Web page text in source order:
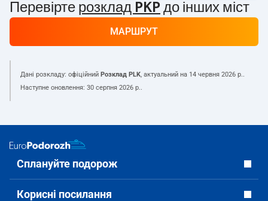
Перевірте розклад PKP до інших міст
МАРШРУТ
Дані розкладу: офіційний Розклад PLK, актуальний на 14 червня 2026 р..
Наступне оновлення: 30 серпня 2026 р..
Сплануйте подорож
Корисні посилання